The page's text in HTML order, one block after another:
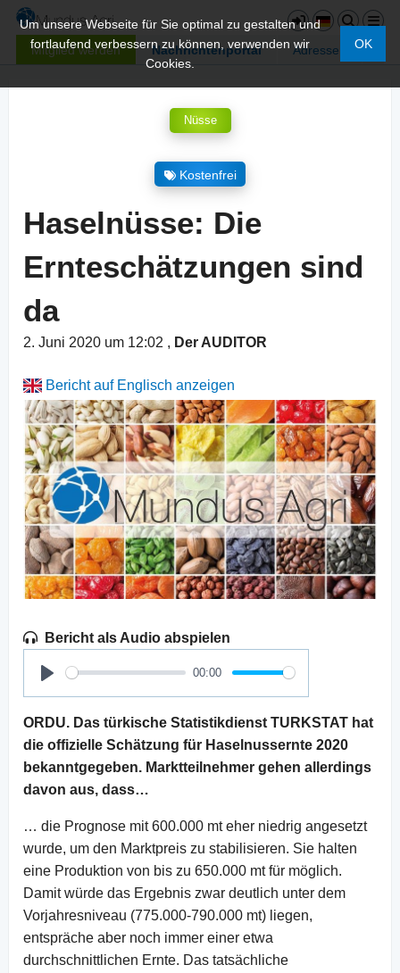
Mitglied werden Nachrichtenportal Adressen
Um unsere Webseite für Sie optimal zu gestalten und
fortlaufend verbessern zu können, verwenden wir
Cookies.
OK
Nüsse
Kostenfrei
Haselnüsse: Die
Ernteschätzungen sind
da
2. Juni 2020 um 12:02 , Der AUDITOR
Bericht auf Englisch anzeigen
Bericht als Audio abspielen
Play
00:00
ORDU. Das türkische Statistikdienst TURKSTAT hat
die offizielle Schätzung für Haselnussernte 2020
bekanntgegeben. Marktteilnehmer gehen allerdings
davon aus, dass…
… die Prognose mit 600.000 mt eher niedrig angesetzt
wurde, um den Marktpreis zu stabilisieren. Sie halten
eine Produktion von bis zu 650.000 mt für möglich.
Damit würde das Ergebnis zwar deutlich unter dem
Vorjahresniveau (775.000-790.000 mt) liegen,
entspräche aber noch immer einer etwa
durchschnittlichen Ernte. Das tatsächliche